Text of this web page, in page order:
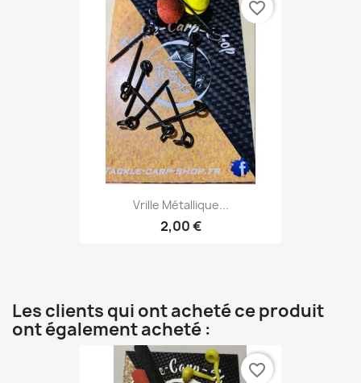
Vrille Métallique...
2,00 €
favorite_border
Les clients qui ont acheté ce produit
ont également acheté :
favorite_border